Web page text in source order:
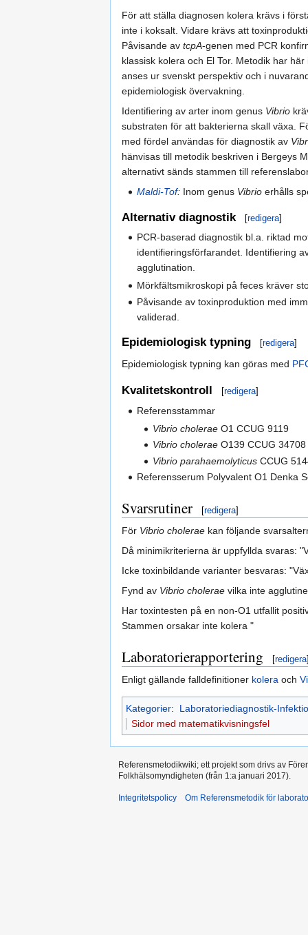
För att ställa diagnosen kolera krävs i
inte i koksalt. Vidare krävs att
Påvisande av tcpA-genen med PCR
klassisk kolera och El Tor. Metodik har
anses ur svenskt perspektiv och i
epidemiologisk övervakning.
Identifiering av arter inom genus Vibrio
substraten för att bakterierna skall växa.
med fördel användas för diagnostik av
hänvisas till metodik beskriven i Bergeys
alternativt sänds stammen till
Maldi-Tof: Inom genus Vibrio erhålls
Alternativ diagnostik [redigera]
PCR-baserad diagnostik bl.a. riktad
identifieringsförfarandet. Identifiering
agglutination.
Mörkfältsmikroskopi på feces kräver
Påvisande av toxinproduktion med
validerad.
Epidemiologisk typning [redigera]
Epidemiologisk typning kan göras med
Kvalitetskontroll [redigera]
Referensstammar
Vibrio choleraeO1 CCUG 9119
Vibrio choleraeO139 CCUG 34708
Vibrio parahaemolyticusCCUG
Referensserum Polyvalent O1 Denka
Svarsrutiner [redigera]
För Vibrio cholerae kan följande
Då minimikriterierna är uppfyllda svaras:
Icke toxinbildande varianter besvaras:
Fynd av Vibrio cholerae vilka inte
Har toxintesten på en non-O1 utfallit
Stammen orsakar inte kolera "
Laboratorierapportering [redigera
Enligt gällande falldefinitioner kolera och
Kategorier:
Laboratoriediagnostik-
Sidor med matematikvisningsfel
Referensmetodikwiki; ett projekt som drivs av
Folkhälsomyndigheten (från 1:a januari 2017).
Integritetspolicy Om Referensmetodik för